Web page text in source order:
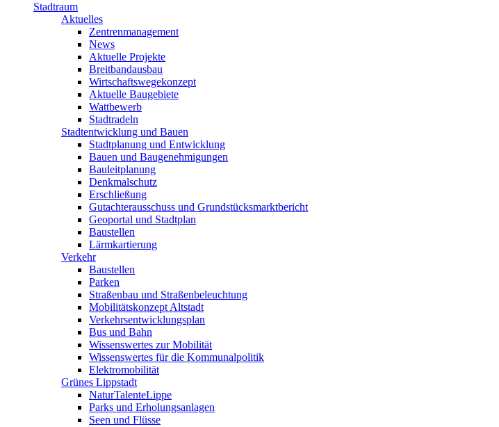
Stadtraum
Aktuelles
Zentrenmanagement
News
Aktuelle Projekte
Breitbandausbau
Wirtschaftswegekonzept
Aktuelle Baugebiete
Wattbewerb
Stadtradeln
Stadtentwicklung und Bauen
Stadtplanung und Entwicklung
Bauen und Baugenehmigungen
Bauleitplanung
Denkmalschutz
Erschließung
Gutachterausschuss und Grundstücksmarktbericht
Geoportal und Stadtplan
Baustellen
Lärmkartierung
Verkehr
Baustellen
Parken
Straßenbau und Straßenbeleuchtung
Mobilitätskonzept Altstadt
Verkehrsentwicklungsplan
Bus und Bahn
Wissenswertes zur Mobilität
Wissenswertes für die Kommunalpolitik
Elektromobilität
Grünes Lippstadt
NaturTalenteLippe
Parks und Erholungsanlagen
Seen und Flüsse